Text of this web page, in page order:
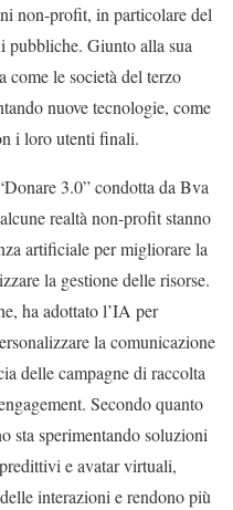
non-profit, in particolare del
pubbliche. Giunto alla sua
come le società del terzo
nuove tecnologie, come
i loro utenti finali.
3.0” condotta da Bva
realtà non-profit stanno
artificiale per migliorare la
la gestione delle risorse.
ha adottato l’IA per
la comunicazione
delle campagne di raccolta
Secondo quanto
sta sperimentando soluzioni
e avatar virtuali,
interazioni e rendono più